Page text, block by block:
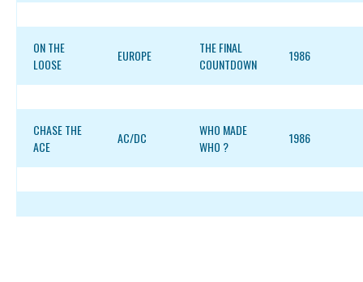
ON THE
LOOSE
EUROPE
THE FINAL
COUNTDOWN
1986
CHASE THE
ACE
AC/DC
WHO MADE
WHO ?
1986